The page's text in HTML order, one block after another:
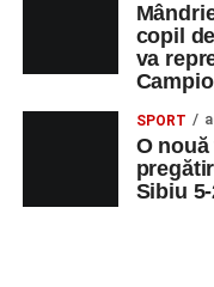
copil
va
SPORT
O
Sibiu